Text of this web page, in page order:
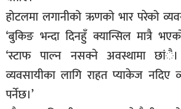
प्रवधि
होटलमा लगानीको ऋणको भार परेको
‘बुकिङ भन्दा दिनहुँ क्यान्सिल मात्रै
‘स्टाफ पाल्न नसक्ने अवस्थामा
व्यवसायीका लागि राहत प्याकेज नदिए
पर्नेछ।’